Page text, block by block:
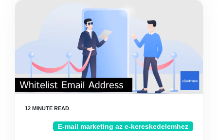
E-mail marketing az e-kereskedelemhez